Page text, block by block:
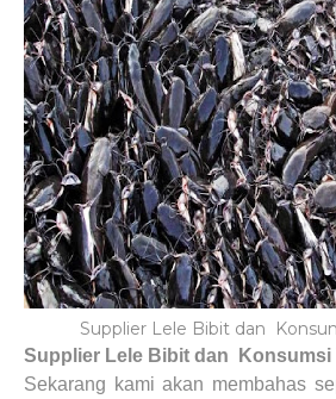
Supplier Lele Bibit dan
Supplier Lele Bibit dan
Konsumsi
Sekarang kami akan membahas